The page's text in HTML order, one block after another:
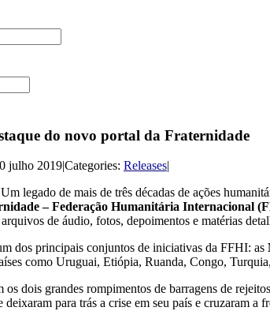
do novo portal da Fraternidade
julho 2019|Categories: Releases|
legado de mais de três décadas de ações
– Federação Humanitária Internacional
de áudio, fotos, depoimentos e matérias
dos principais conjuntos de iniciativas da FFHI: as
como Uruguai, Etiópia, Ruanda, Congo,
dois grandes rompimentos de barragens de
para trás a crise em seu país e cruzaram a